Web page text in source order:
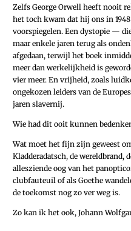
Zelfs George Orwell heeft nooit
het toch kwam dat hij ons in
voorspiegelen. Een dystopie —
maar enkele jaren terug als
afgedaan, terwijl het boek
meer dan werkelijkheid is
vier meer. En vrijheid, zoals
ongekozen leiders van de
jaren slavernij.
Wie had dit ooit kunnen
Wat moet het fijn zijn geweest
Kladderadatsch, de wereldbrand,
allesziende oog van het
clubfauteuil of als Goethe
de toekomst nog zo ver weg is.
Zo kan ik het ook, Johann